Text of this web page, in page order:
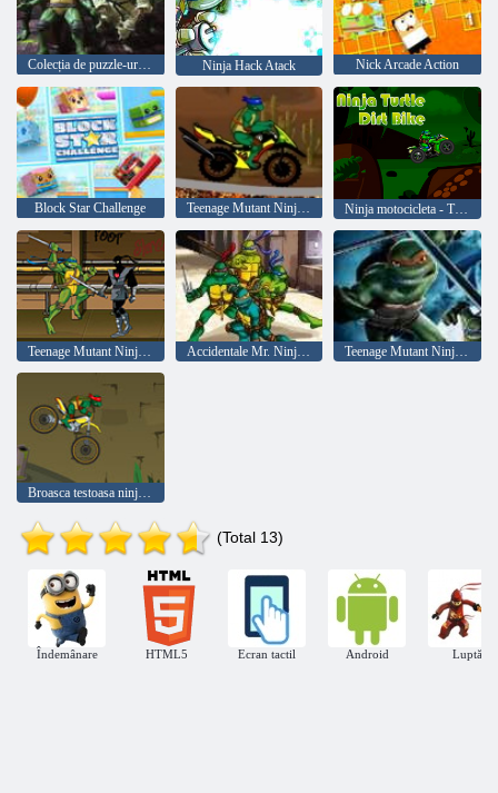
Colecția de puzzle-uri Testoase Ninja Ninja Hack Atack Nick Arcade Action
Block Star Challenge Teenage Mutant Ninja Turtles Desert Deadly Ninja motocicleta - Turtles
Accidentale Mr. Ninja Turtles instalare
Broasca testoasa ninja pe o motocicletă
(Total 13)
Îndemânare HTML5 Ecran tactil Android Luptă